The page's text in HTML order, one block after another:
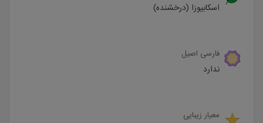
اسکابیوزا (درخشنده)
فارسی اصیل
ندارد
معیار زیبایی